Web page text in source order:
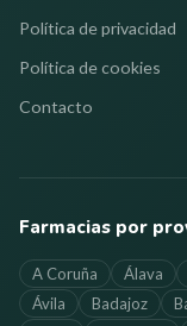
Política de privacidad
Política de cookies
Contacto
Farmacias por
A Coruña Álava
Ávila
Badajoz